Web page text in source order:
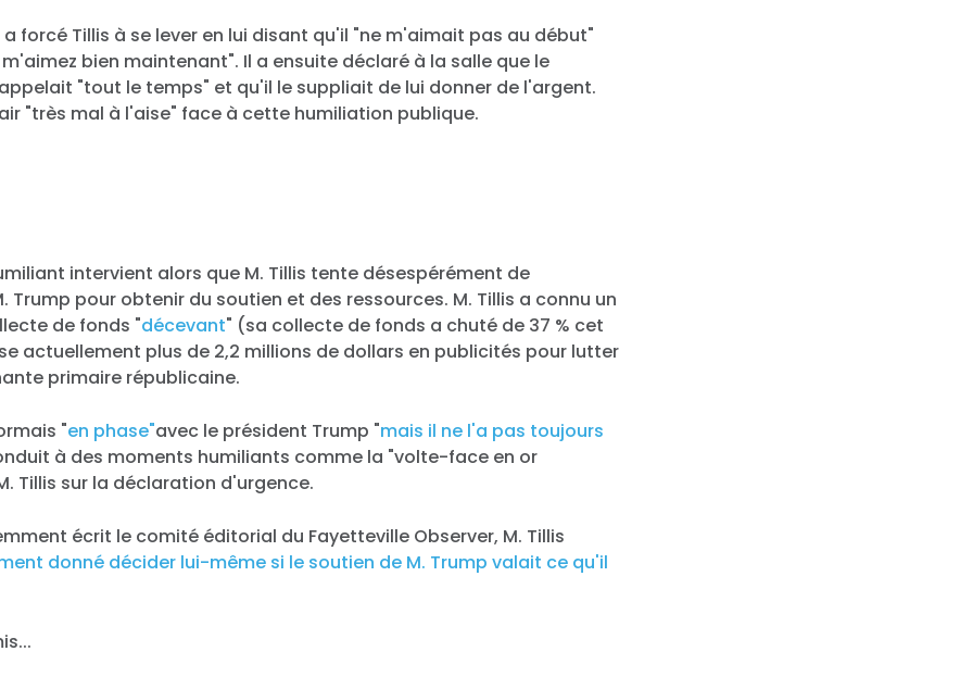
a forcé Tillis à se lever en lui disant qu'il "ne m'aimait pas au début"
bien maintenant". Il a ensuite déclaré à la salle que le
"tout le temps" et qu'il le suppliait de lui donner de l'argent.
"très mal à l'aise" face à cette humiliation publique.
intervient alors que M. Tillis tente désespérément de
Trump pour obtenir du soutien et des ressources. M. Tillis a connu un
de fonds "décevant" (sa collecte de fonds a chuté de 37 % cet
actuellement plus de 2,2 millions de dollars en publicités pour lutter
primaire républicaine.
"en phase"avec le président Trump "mais il ne l'a pas toujours
à des moments humiliants comme la "volte-face en or
Tillis sur la déclaration d'urgence.
écrit le comité éditorial du Fayetteville Observer, M. Tillis
donné décider lui-même si le soutien de M. Trump valait ce qu'il